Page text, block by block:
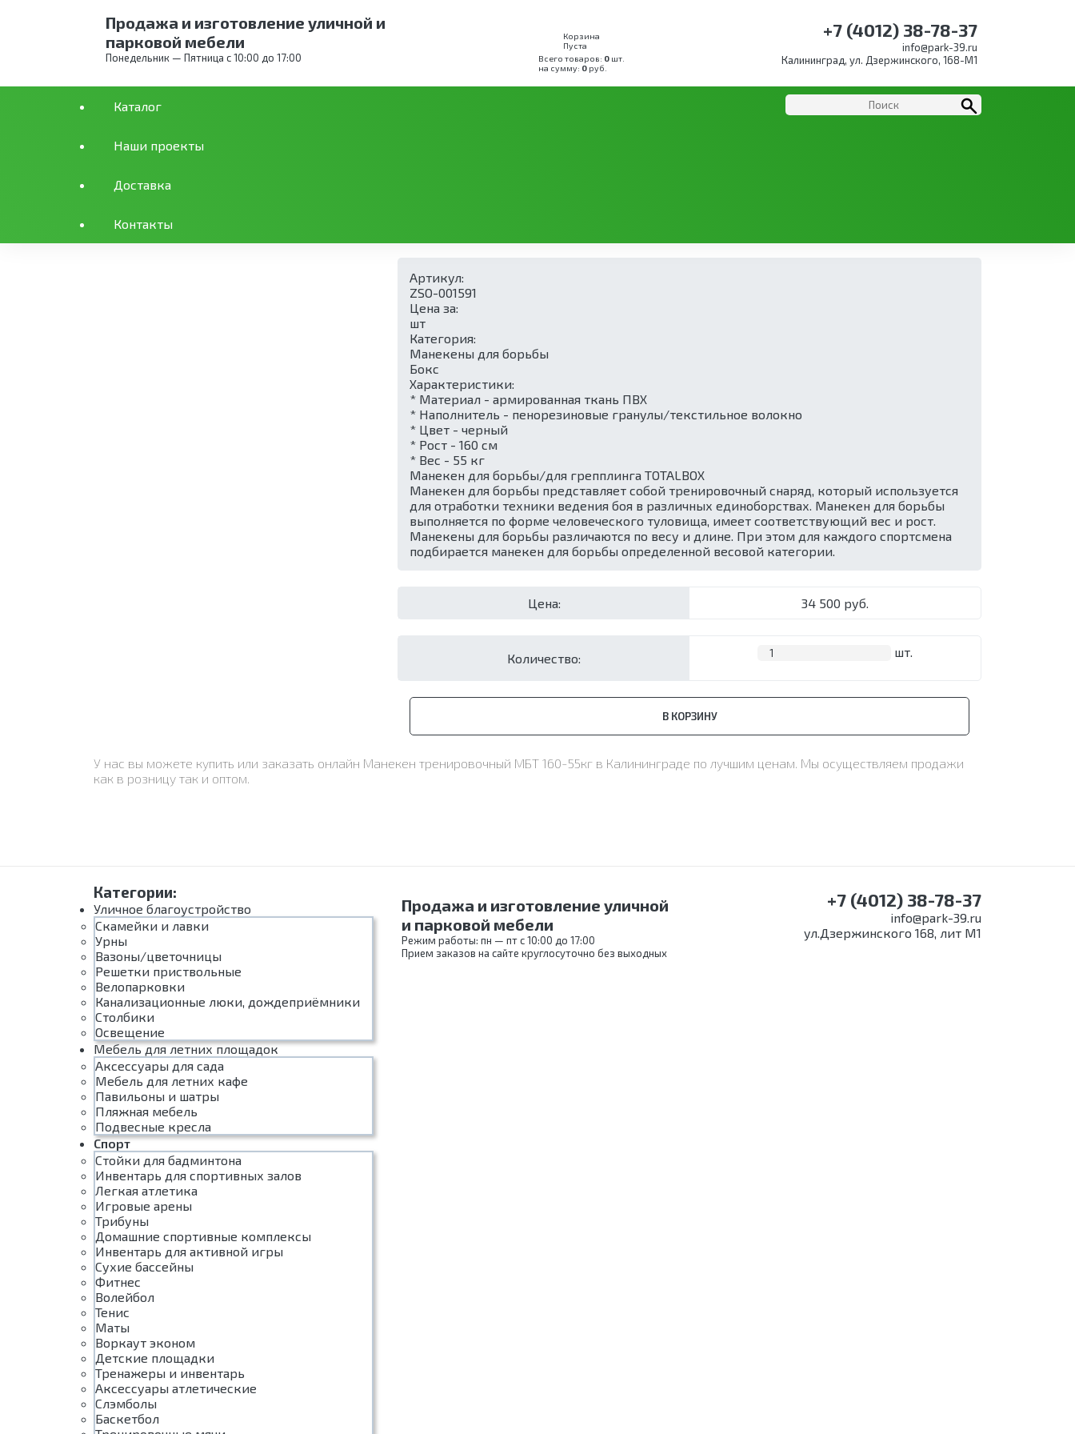
Продажа и изготовление уличной и
парковой мебели
Понедельник — Пятница с 10:00 до 17:00
Корзина
Пуста
Всего товаров: 0шт.
на сумму: 0руб.
+7 (4012) 38-78-37
info@park-39.ru
Калининград, ул. Дзержинского, 168-М1
Каталог
Наши проекты
Доставка
Контакты
Каталог
Артикул:
ZSO-001591
Цена за:
шт
Категория:
Манекены для борьбы
Бокс
Характеристики:
* Материал - армированная ткань ПВХ
* Наполнитель - пенорезиновые гранулы/текстильное волокно
* Цвет - черный
* Рост - 160 см
* Вес - 55 кг
Манекен для борьбы/для грепплинга TOTALBOX
Манекен для борьбы представляет собой тренировочный снаряд, который используется
для отработки техники ведения боя в различных единоборствах. Манекен для борьбы
выполняется по форме человеческого туловища, имеет соответствующий вес и рост.
Манекены для борьбы различаются по весу и длине. При этом для каждого спортсмена
подбирается манекен для борьбы определенной весовой категории.
Цена: 34 500 руб.
Количество: шт.
В КОРЗИНУ
У нас вы можете купить или заказать онлайн Манекен тренировочный МБТ 160-55кг в Калининграде по лучшим ценам. Мы осуществляем продажи
как в розницу так и оптом.
Категории:
Уличное благоустройство
Скамейки и лавки
Урны
Вазоны/цветочницы
Решетки приствольные
Велопарковки
Канализационные люки, дождеприёмники
Столбики
Освещение
Мебель для летних площадок
Аксессуары для сада
Мебель для летних кафе
Павильоны и шатры
Пляжная мебель
Подвесные кресла
Спорт
Стойки для бадминтона
Инвентарь для спортивных залов
Легкая атлетика
Игровые арены
Трибуны
Домашние спортивные комплексы
Инвентарь для активной игры
Сухие бассейны
Фитнес
Волейбол
Тенис
Маты
Воркаут эконом
Детские площадки
Тренажеры и инвентарь
Аксессуары атлетические
Слэмболы
Баскетбол
Продажа и изготовление уличной
и парковой мебели
Режим работы: пн — пт с 10:00 до 17:00
Прием заказов на сайте круглосуточно без выходных
+7 (4012) 38-78-37
info@park-39.ru
ул.Дзержинского 168, лит М1